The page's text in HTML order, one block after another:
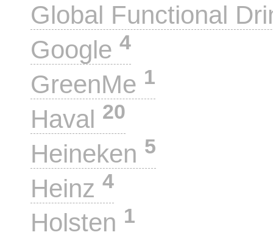
Global Functional
Google 4
GreenMe 1
Haval 20
Heineken 5
Heinz 4
Holsten 1